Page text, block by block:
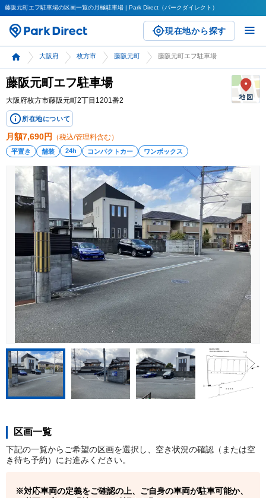
藤阪元町エフ駐車場の区画一覧の月極駐車場 | Park Direct（パークダイレクト）
現在地から探す
大阪府 枚方市 藤阪元町 藤阪元町エフ駐車場
藤阪元町エフ駐車場
大阪府枚方市藤阪元町2丁目1201番2
所在地について
月額7,690円 （税込/管理料含む）
平置き 舗装 24h コンパクトカー ワンボックス
区画一覧
下記の一覧からご希望の区画を選択し、空き状況の確認（または空
き待ち予約）にお進みください。
対応車両の定義をご確認の上、ご自身の車両が駐車可能か、